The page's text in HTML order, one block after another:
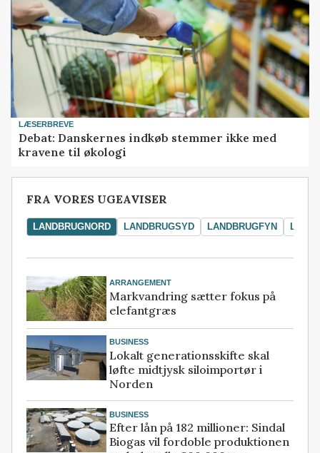
LÆSERBREVE
Debat: Danskernes indkøb stemmer ikke med
kravene til økologi
FRA VORES UGEAVISER
LANDBRUGNORD LANDBRUGSYD LANDBRUGFYN
ARRANGEMENT
Markvandring sætter fokus på
elefantgræs
BUSINESS
Lokalt generationsskifte skal
løfte midtjysk siloimportør i
Norden
BUSINESS
Efter lån på 182 millioner: Sindal
Biogas vil fordoble produktionen